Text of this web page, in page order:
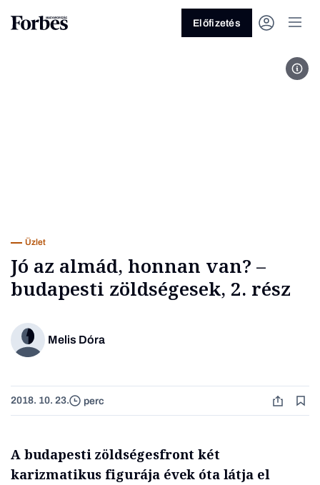
Előfizetés
Üzlet
Jó az almád, honnan van? –
budapesti zöldségesek, 2. rész
Melis Dóra
2018. 10. 23. perc
A budapesti zöldségesfront két
karizmatikus figurája évek óta látja el